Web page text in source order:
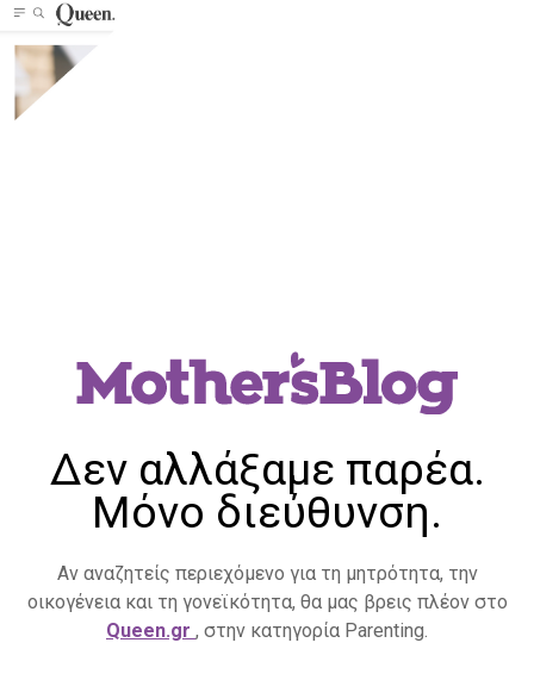
Δεν αλλάξαμε παρέα.
Μόνο διεύθυνση.
Αν αναζητείς περιεχόμενο για τη μητρότητα, την
οικογένεια και τη γονεϊκότητα, θα μας βρεις πλέον στο
Queen.gr , στην κατηγορία Parenting.